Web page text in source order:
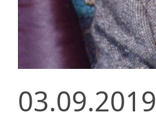
03.09.2019